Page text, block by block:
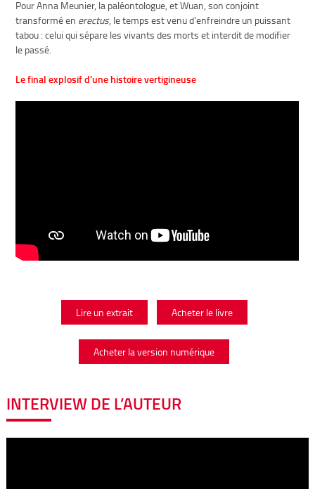
Pour Anna Meunier, la paléontologue, et Wuan, son conjoint
transformé en erectus, le temps est venu d’enfreindre un puissant
tabou : celui qui sépare les vivants des morts et interdit de modifier
le passé.
Le final explosif d’une histoire vertigineuse
Lire un extrait Acheter le livre
Acheter la version numérique
INTERVIEW DE L’AUTEUR